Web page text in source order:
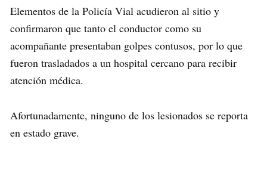
Elementos de la Policía Vial acudieron al sitio y
confirmaron que tanto el conductor como su
acompañante presentaban golpes contusos, por lo que
fueron trasladados a un hospital cercano para recibir
atención médica.
Afortunadamente, ninguno de los lesionados se reporta
en estado grave.